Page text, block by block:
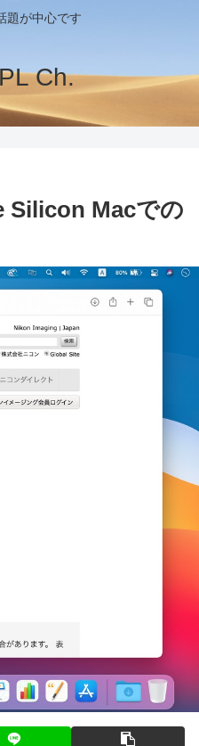
題が中心です
Ch.
Silicon Macでの